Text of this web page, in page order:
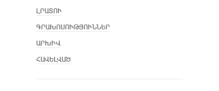
ԼՐԱՏՈՒ
ԳՐԱԽՈՍՈՒԹՅՈՒՆՆԵՐ
ԱՐԽԻՎ
ՀԱՎԵԼՎԱԾ